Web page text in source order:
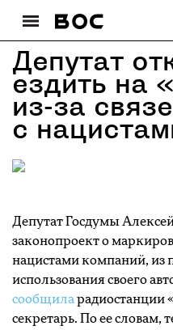
Депутат
ездить на
из-за
с
Депутат Госдумы
законопроект о
нацистами компаний, из
использования своего
сообщила радиостанции
секретарь. По ее словам,